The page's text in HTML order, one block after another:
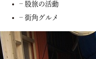
– 股旅の活動
– 街角グルメ